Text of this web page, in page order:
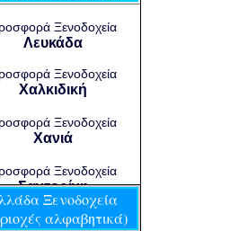
Ξενοδοχεία
Λευκάδα
Ξενοδοχεία
Χαλκιδική
Ξενοδοχεία
Χανιά
Ξενοδοχεία
Σαντορίνη
Ξενοδοχεία
αλφαβητικά)